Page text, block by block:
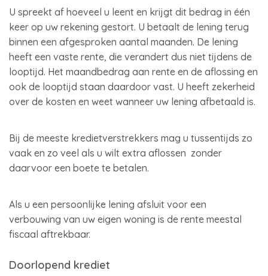
U spreekt af hoeveel u leent en krijgt dit bedrag in één
keer op uw rekening gestort. U betaalt de lening terug
binnen een afgesproken aantal maanden. De lening
heeft een vaste rente, die verandert dus niet tijdens de
looptijd. Het maandbedrag aan rente en de aflossing en
ook de looptijd staan daardoor vast. U heeft zekerheid
over de kosten en weet wanneer uw lening afbetaald is.
Bij de meeste kredietverstrekkers mag u tussentijds zo
vaak en zo veel als u wilt extra aflossen zonder
daarvoor een boete te betalen.
Als u een persoonlijke lening afsluit voor een
verbouwing van uw eigen woning is de rente meestal
fiscaal aftrekbaar.
Doorlopend krediet